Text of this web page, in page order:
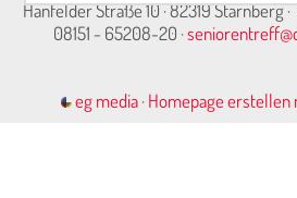
Hanfelder Straße 10 · 82319 Starnberg ·
08151 - 65208-20 ·
eg media·Homepage erstellen